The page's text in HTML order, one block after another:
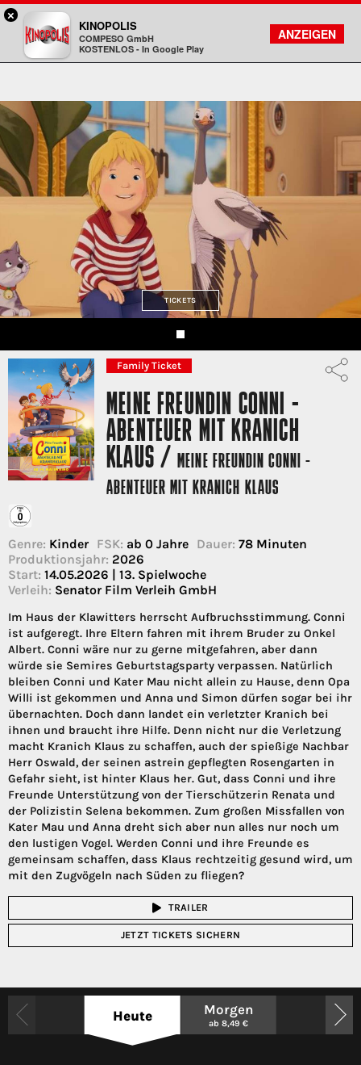
Kinopolis
FILMSUCHE
KONTO
TICKETS
Family Ticket
MEINE FREUNDIN CONNI -
ABENTEUER MIT KRANICH
KLAUS /MEINE FREUNDIN CONNI -
ABENTEUER MIT KRANICH KLAUS
Genre: Kinder FSK: ab 0 Jahre Dauer: 78 Minuten
Produktionsjahr: 2026
Start: 14.05.2026 | 13. Spielwoche
Verleih: Senator Film Verleih GmbH
Im Haus der Klawitters herrscht Aufbruchsstimmung. Conni
ist aufgeregt. Ihre Eltern fahren mit ihrem Bruder zu Onkel
Albert. Conni wäre nur zu gerne mitgefahren, aber dann
würde sie Semires Geburtstagsparty verpassen. Natürlich
bleiben Conni und Kater Mau nicht allein zu Hause, denn Opa
Willi ist gekommen und Anna und Simon dürfen sogar bei ihr
übernachten. Doch dann landet ein verletzter Kranich bei
ihnen und braucht ihre Hilfe. Denn nicht nur die Verletzung
macht Kranich Klaus zu schaffen, auch der spießige Nachbar
Herr Oswald, der seinen astrein gepflegten Rosengarten in
Gefahr sieht, ist hinter Klaus her. Gut, dass Conni und ihre
Freunde Unterstützung von der Tierschützerin Renata und
der Polizistin Selena bekommen. Zum großen Missfallen von
Kater Mau und Anna dreht sich aber nun alles nur noch um
den lustigen Vogel. Werden Conni und ihre Freunde es
gemeinsam schaffen, dass Klaus rechtzeitig gesund wird, um
mit den Zugvögeln nach Süden zu fliegen?
TRAILER
JETZT TICKETS SICHERN
Heute Morgen
ab 8,49 €
×
KINOPOLIS
COMPESO GmbH
KOSTENLOS - In Google Play
ANZEIGEN